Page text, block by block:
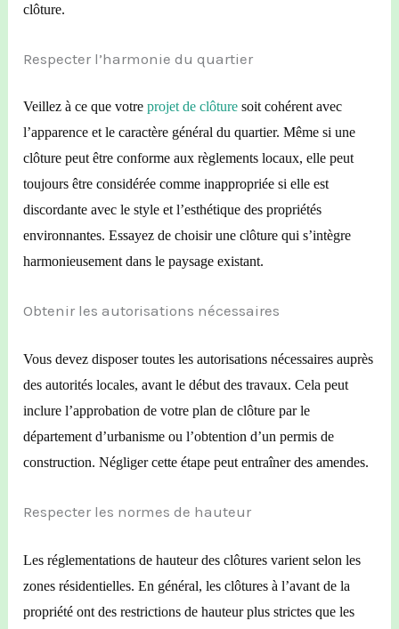
clôture.
Respecter l’harmonie du quartier
Veillez à ce que votreprojet de clôture soit cohérent avec
l’apparence et le caractère général du quartier. Même si une
clôture peut être conforme aux règlements locaux, elle peut
toujours être considérée comme inappropriée si elle est
discordante avec le style et l’esthétique des propriétés
environnantes. Essayez de choisir une clôture qui s’intègre
harmonieusement dans le paysage existant.
Obtenir les autorisations nécessaires
Vous devez disposer toutes les autorisations nécessaires auprès
des autorités locales, avant le début des travaux. Cela peut
inclure l’approbation de votre plan de clôture par le
département d’urbanisme ou l’obtention d’un permis de
construction. Négliger cette étape peut entraîner des amendes.
Respecter les normes de hauteur
Les réglementations de hauteur des clôtures varient selon les
zones résidentielles. En général, les clôturesà l’avantde la
propriété ont des restrictions de hauteur plus strictes que les